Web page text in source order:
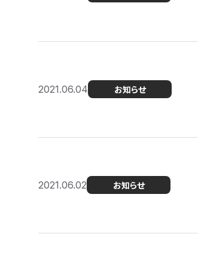
2021.06.04 お知らせ
2021.06.02 お知らせ